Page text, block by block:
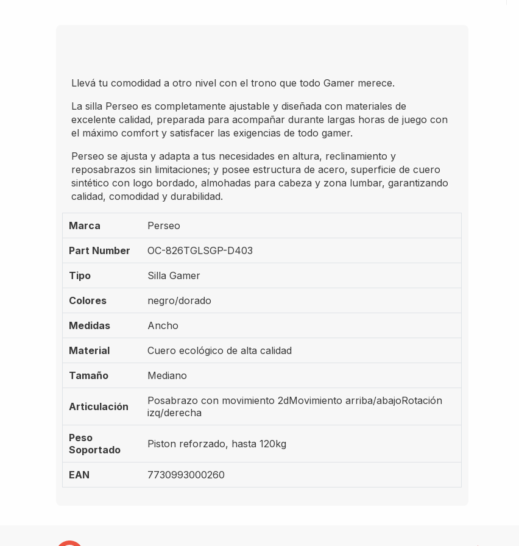
Llevá tu comodidad a otro nivel con el trono que todo Gamer merece.
La silla Perseo es completamente ajustable y diseñada con materiales de
excelente calidad, preparada para acompañar durante largas horas de juego con
el máximo comfort y satisfacer las exigencias de todo gamer.
Perseo se ajusta y adapta a tus necesidades en altura, reclinamiento y
reposabrazos sin limitaciones; y posee estructura de acero, superficie de cuero
sintético con logo bordado, almohadas para cabeza y zona lumbar, garantizando
calidad, comodidad y durabilidad.
Marca Perseo
Part Number OC-826TGLSGP-D403
Tipo Silla Gamer
Colores negro/dorado
Medidas Ancho
Material Cuero ecológico de alta calidad
Tamaño Mediano
Articulación
Posabrazo con movimiento 2dMovimiento arriba/abajoRotación
izq/derecha
Peso
Soportado
Piston reforzado, hasta 120kg
EAN 7730993000260